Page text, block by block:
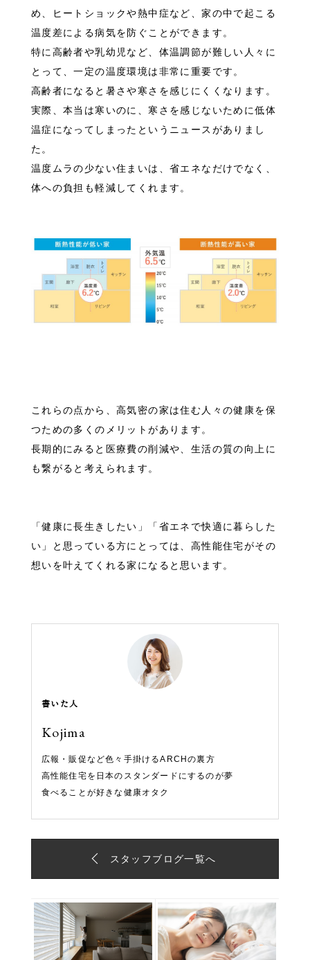
め、ヒートショックや熱中症など、家の中で起こる
温度差による病気を防ぐことができます。
特に高齢者や乳幼児など、体温調節が難しい人々に
とって、一定の温度環境は非常に重要です。
高齢者になると暑さや寒さを感じにくくなります。
実際、本当は寒いのに、寒さを感じないために低体
温症になってしまったというニュースがありまし
た。
温度ムラの少ない住まいは、省エネなだけでなく、
体への負担も軽減してくれます。
これらの点から、高気密の家は住む人々の健康を保
つための多くのメリットがあります。
長期的にみると医療費の削減や、生活の質の向上に
も繋がると考えられます。
「健康に長生きしたい」「省エネで快適に暮らした
い」と思っている方にとっては、高性能住宅がその
想いを叶えてくれる家になると思います。
書いた人
Kojima
広報・販促など色々手掛けるARCHの裏方
高性能住宅を日本のスタンダードにするのが夢
食べることが好きな健康オタク
スタッフブログ一覧へ